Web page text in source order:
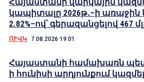
Հայաստանի վարկային
կապիտալը 2026թ․–ի առաջին
2.82%–ով՝ գերազանցելով 467
ՈՒՎԿ 7.08.2026 19:01
Հայաստանի համախառն
ի հունիսի արդյունքում կազմել